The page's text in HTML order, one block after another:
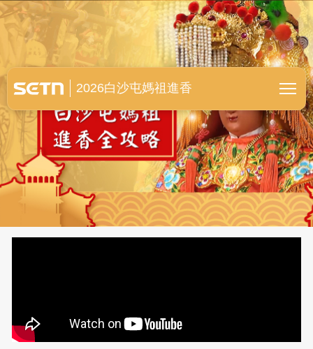
白沙屯媽祖進香全紀錄
2026白沙屯媽祖進香